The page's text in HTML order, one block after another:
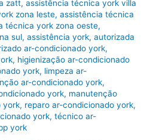
zatt,assistência técnica york villa
zona leste,assistência técnica
técnica york zona oeste,
sul,assistência york,autorizada
ar-condicionado york,
, higienização ar-condicionado
york, limpeza ar-
ar-condicionado york,
york, manutenção
york, reparo ar-condicionado york,
york,técnico ar-
york